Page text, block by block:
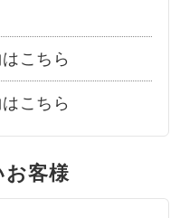
こちら
こちら
お客様